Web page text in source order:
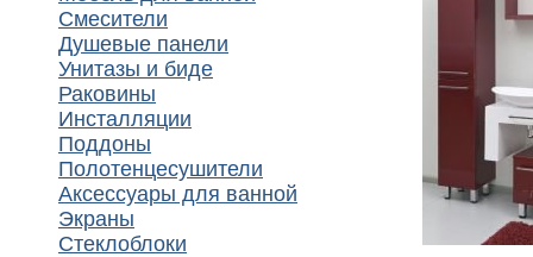
Смесители
Душевые панели
Унитазы и биде
Раковины
Инсталляции
Поддоны
Полотенцесушители
Аксессуары для ванной
Экраны
Стеклоблоки